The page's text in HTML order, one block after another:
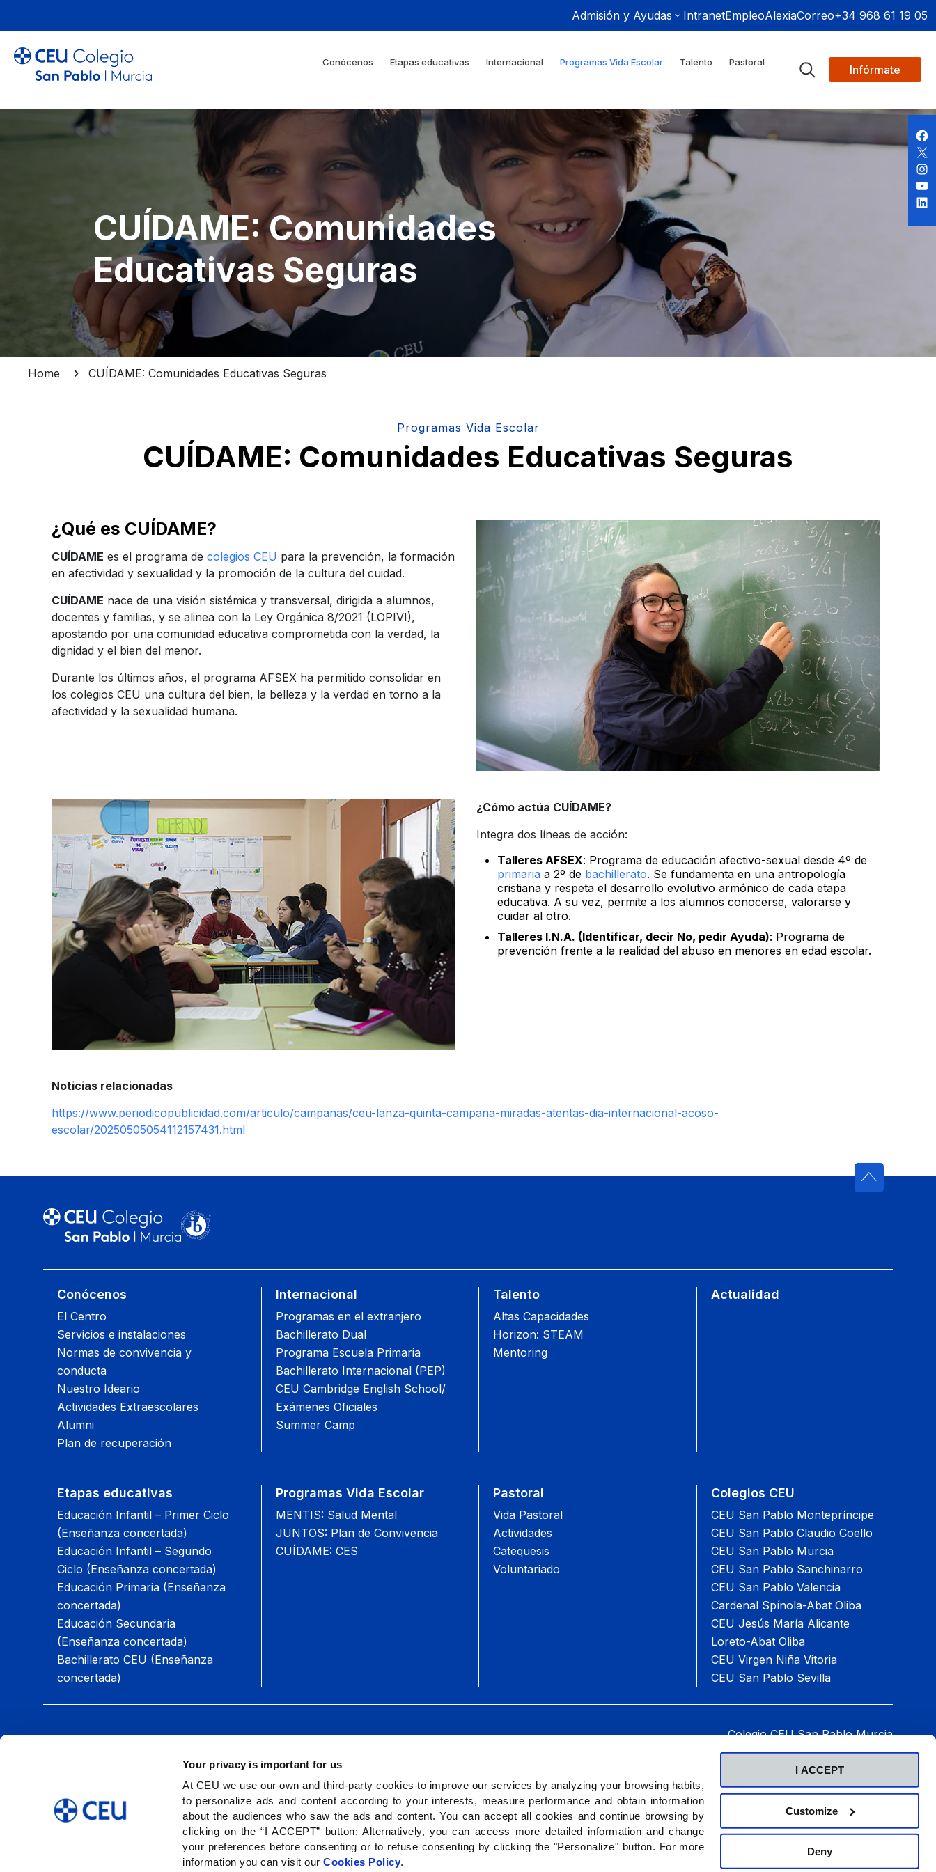
Your privacy is important for us
At CEU we use our own and third-party cookies to improve our services by analyzing your browsing habits,
to personalize ads and content according to your interests, measure performance and obtain information
about the audiences who saw the ads and content. You can accept all cookies and continue browsing by
clicking on the “I ACCEPT” button; Alternatively, you can access more detailed information and change
your preferences before consenting or to refuse consenting by clicking the "Personalize" button. For more
information you can visit ourCookies Policy.
I ACCEPT
Customize
Deny
Admisión y Ayudas IntranetEmpleoAlexiaCorreo+34 968 61 19 05
Conócenos Etapas educativas Internacional Programas Vida Escolar Talento Pastoral
Infórmate
CUÍDAME: Comunidades
Educativas Seguras
Home CUÍDAME: Comunidades Educativas Seguras
Programas Vida Escolar
CUÍDAME: Comunidades Educativas Seguras
¿Qué es CUÍDAME?
CUÍDAME es el programa decolegios CEU para la prevención, la formación
en afectividad y sexualidad y la promoción de la cultura del cuidad.
CUÍDAME nace de una visión sistémica y transversal, dirigida a alumnos,
docentes y familias, y se alinea con la Ley Orgánica 8/2021 (LOPIVI),
apostando por una comunidad educativa comprometida con la verdad, la
dignidad y el bien del menor.
Durante los últimos años, el programa AFSEX ha permitido consolidar en
los colegios CEU una cultura del bien, la belleza y la verdad en torno a la
afectividad y la sexualidad humana.
¿Cómo actúa CUÍDAME?
Integra dos líneas de acción:
Talleres AFSEX: Programa de educación afectivo-sexual desde 4º de
primaria a 2º de bachillerato. Se fundamenta en una antropología
cristiana y respeta el desarrollo evolutivo armónico de cada etapa
educativa. A su vez, permite a los alumnos conocerse, valorarse y
cuidar al otro.
Talleres I.N.A. (Identificar, decir No, pedir Ayuda): Programa de
prevención frente a la realidad del abuso en menores en edad escolar.
Noticias relacionadas
https://www.periodicopublicidad.com/articulo/campanas/ceu-lanza-quinta-campana-miradas-atentas-dia-internacional-acoso-
escolar/20250505054112157431.html
Conócenos
El Centro
Servicios e instalaciones
Normas de convivencia y
conducta
Nuestro Ideario
Actividades Extraescolares
Alumni
Plan de recuperación
Etapas educativas
Educación Infantil – Primer Ciclo
(Enseñanza concertada)
Educación Infantil – Segundo
Ciclo (Enseñanza concertada)
Educación Primaria (Enseñanza
concertada)
Educación Secundaria
(Enseñanza concertada)
Bachillerato CEU (Enseñanza
concertada)
Internacional
Programas en el extranjero
Bachillerato Dual
Programa Escuela Primaria
Bachillerato Internacional (PEP)
CEU Cambridge English School/
Exámenes Oficiales
Summer Camp
Programas Vida Escolar
MENTIS: Salud Mental
JUNTOS: Plan de Convivencia
CUÍDAME: CES
Talento
Altas Capacidades
Horizon: STEAM
Mentoring
Pastoral
Vida Pastoral
Actividades
Catequesis
Voluntariado
Actualidad
Colegios CEU
CEU San Pablo Montepríncipe
CEU San Pablo Claudio Coello
CEU San Pablo Murcia
CEU San Pablo Sanchinarro
CEU San Pablo Valencia
Cardenal Spínola-Abat Oliba
CEU Jesús María Alicante
Loreto-Abat Oliba
CEU Virgen Niña Vitoria
CEU San Pablo Sevilla
Colegio CEU San Pablo Murcia
Camino San Pablo CEU, 16 30509 Molina de Segura Murcia
Teléfono: 968 61 19 05
2026 © Fundación Universitaria San Pablo CEU.